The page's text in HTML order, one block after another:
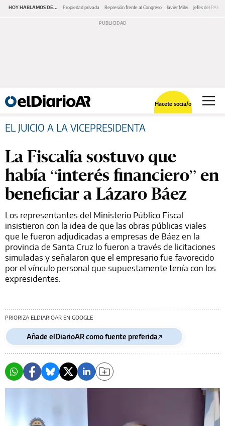
HOY HABLAMOS DE... Propiedad privada Represión frente al Congreso Javier Milei Jefes del PAMI
Hacete socia/o
EL JUICIO A LA VICEPRESIDENTA
La Fiscalía sostuvo que
había “interés financiero” en
beneficiar a Lázaro Báez
Los representantes del Ministerio Público Fiscal
insistieron con la idea de que las obras públicas viales
que le fueron adjudicadas a empresas de Báez en la
provincia de Santa Cruz lo fueron a través de licitaciones
simuladas y señalaron que el empresario fue favorecido
por el vínculo personal que supuestamente tenía con los
expresidentes.
PRIORIZA ELDIARIOAR EN GOOGLE
Añade elDiarioAR como fuente preferida